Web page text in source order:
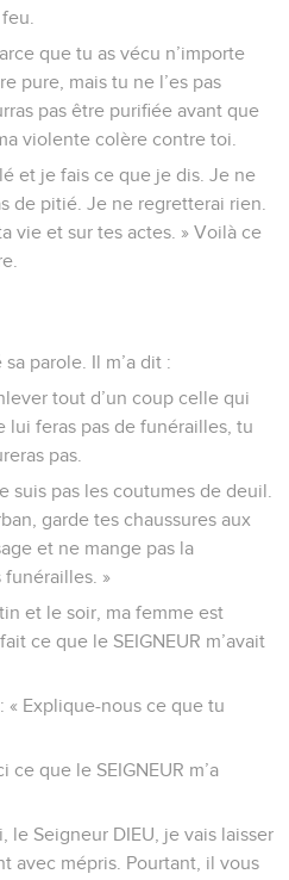
que tu as vécu n’importe
pure, mais tu ne l’es pas
pas être purifiée avant que
violente colère contre toi.
et je fais ce que je dis. Je ne
de pitié. Je ne regretterai rien.
vie et sur tes actes. » Voilà ce
sa parole. Il m’a dit :
tout d’un coup celle qui
lui feras pas de funérailles, tu
pas.
suis pas les coutumes de deuil.
garde tes chaussures aux
et ne mange pas la
»
et le soir, ma femme est
ce que le SEIGNEUR m’avait
« Explique-nous ce que tu
que le SEIGNEUR m’a
le Seigneur DIEU, je vais laisser
avec mépris. Pourtant, il vous